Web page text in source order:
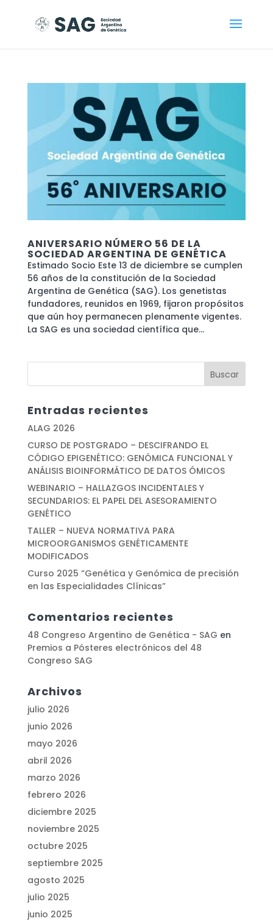
ANIVERSARIO NÚMERO 56 DE LA
SOCIEDAD ARGENTINA DE GENÉTICA
Estimado Socio Este 13 de diciembre se cumplen
56 años de la constitución de la Sociedad
Argentina de Genética (SAG). Los genetistas
fundadores, reunidos en 1969, fijaron propósitos
que aún hoy permanecen plenamente vigentes.
La SAG es una sociedad científica que...
Entradas recientes
ALAG 2026
CURSO DE POSTGRADO – DESCIFRANDO EL
CÓDIGO EPIGENÉTICO: GENÓMICA FUNCIONAL Y
ANÁLISIS BIOINFORMÁTICO DE DATOS ÓMICOS
WEBINARIO – HALLAZGOS INCIDENTALES Y
SECUNDARIOS: EL PAPEL DEL ASESORAMIENTO
GENÉTICO
TALLER – NUEVA NORMATIVA PARA
MICROORGANISMOS GENÉTICAMENTE
MODIFICADOS
Curso 2025 “Genética y Genómica de precisión
en las Especialidades Clínicas”
Comentarios recientes
48 Congreso Argentino de Genética - SAG en
Premios a Pósteres electrónicos del 48
Congreso SAG
Archivos
julio 2026
junio 2026
mayo 2026
abril 2026
marzo 2026
febrero 2026
diciembre 2025
noviembre 2025
octubre 2025
septiembre 2025
agosto 2025
julio 2025
junio 2025